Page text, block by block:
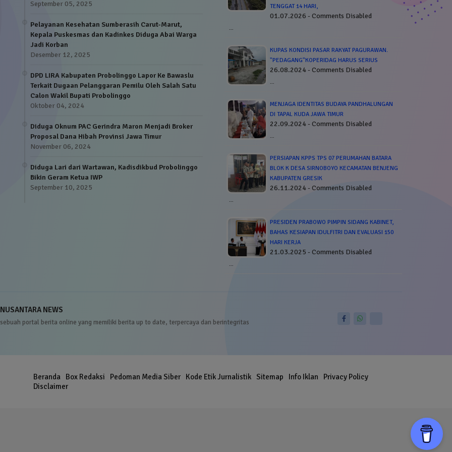
September 05, 2025
Pelayanan Kesehatan Sumberasih Carut-Marut,
Kepala Puskesmas dan Kadinkes Diduga Abai Warga
Jadi Korban
Desember 12, 2025
DPD LIRA Kabupaten Probolinggo Lapor Ke Bawaslu
Terkait Dugaan Pelanggaran Pemilu Oleh Salah Satu
Calon Wakil Bupati Probolinggo
Oktober 04, 2024
Diduga Oknum PAC Gerindra Maron Menjadi Broker
Proposal Dana Hibah Provinsi Jawa Timur
November 06, 2024
Diduga Lari dari Wartawan, Kadisdikbud Probolinggo
Bikin Geram Ketua IWP
September 10, 2025
TENGGAT 14 HARI,
01.07.2026 - Comments Disabled
…
KUPAS KONDISI PASAR RAKYAT PAGURAWAN.
"PEDAGANG"KOPERIDAG HARUS SERIUS
26.08.2024 - Comments Disabled
…
MENJAGA IDENTITAS BUDAYA PANDHALUNGAN
DI TAPAL KUDA JAWA TIMUR
22.09.2024 - Comments Disabled
…
PERSIAPAN KPPS TPS 07 PERUMAHAN BATARA
BLOK K DESA SIRNOBOYO KECAMATAN BENJENG
KABUPATEN GRESIK
26.11.2024 - Comments Disabled
…
PRESIDEN PRABOWO PIMPIN SIDANG KABINET,
BAHAS KESIAPAN IDULFITRI DAN EVALUASI 150
HARI KERJA
21.03.2025 - Comments Disabled
…
NUSANTARA NEWS
sebuah portal berita online yang memiliki berita up to date, terpercaya dan berintegritas
Beranda Box Redaksi Pedoman Media Siber Kode Etik Jurnalistik Sitemap Info Iklan
Privacy Policy
Disclaimer